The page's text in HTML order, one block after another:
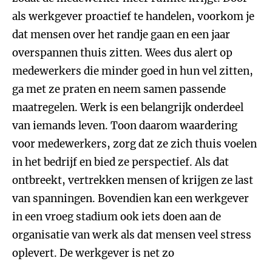
als werkgever proactief te handelen, voorkom je
dat mensen over het randje gaan en een jaar
overspannen thuis zitten. Wees dus alert op
medewerkers die minder goed in hun vel zitten,
ga met ze praten en neem samen passende
maatregelen. Werk is een belangrijk onderdeel
van iemands leven. Toon daarom waardering
voor medewerkers, zorg dat ze zich thuis voelen
in het bedrijf en bied ze perspectief. Als dat
ontbreekt, vertrekken mensen of krijgen ze last
van spanningen. Bovendien kan een werkgever
in een vroeg stadium ook iets doen aan de
organisatie van werk als dat mensen veel stress
oplevert. De werkgever is net zo